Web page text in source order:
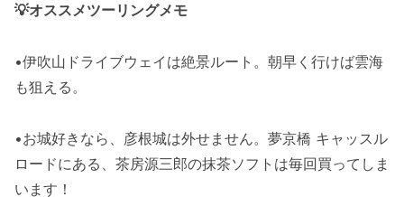
💡オススメツーリングメモ
•伊吹山ドライブウェイは絶景ルート。朝早く行けば雲海
も狙える。
•お城好きなら、彦根城は外せません。夢京橋 キャッスル
ロードにある、茶房源三郎の抹茶ソフトは毎回買ってしま
います！